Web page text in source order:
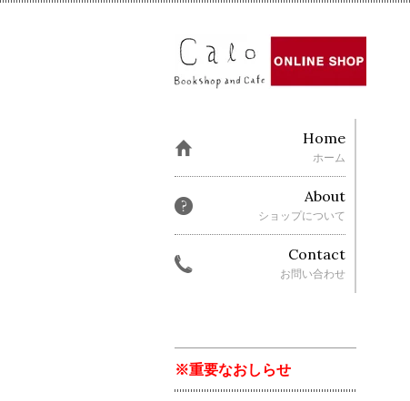
Home
ホーム
About
ショップについて
Contact
お問い合わせ
※重要なおしらせ